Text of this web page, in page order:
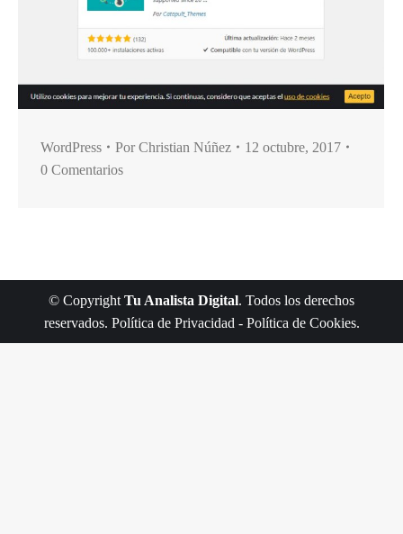
WordPress PorChristian Núñez
12 octubre, 2017
0 Comentarios
© Copyright Tu Analista Digital. Todos los derechos
reservados. Política de Privacidad - Política de Cookies.